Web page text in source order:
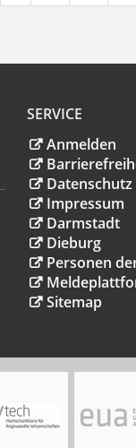
SERVICE
Anmelden
Datenschutz
Impressum
Darmstadt
Dieburg
Personen
Sitemap